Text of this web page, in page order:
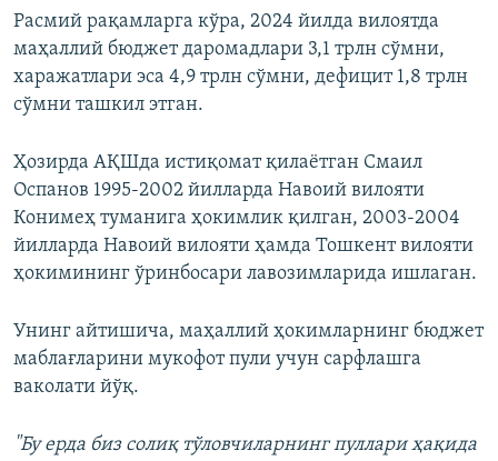
Расмий рақамларга кўра, 2024 йилда вилоятда
маҳаллий бюджет даромадлари 3,1 трлн сўмни,
харажатлари эса 4,9 трлн сўмни, дефицит 1,8 трлн
сўмни ташкил этган.
Ҳозирда АҚШда истиқомат қилаётган Смаил
Оспанов 1995-2002 йилларда Навоий вилояти
Конимеҳ туманига ҳокимлик қилган, 2003-2004
йилларда Навоий вилояти ҳамда Тошкент вилояти
ҳокимининг ўринбосари лавозимларида ишлаган.
Унинг айтишича, маҳаллий ҳокимларнинг бюджет
маблағларини мукофот пули учун сарфлашга
ваколати йўқ.
"Бу ерда биз солиқ тўловчиларнинг пуллари ҳақида